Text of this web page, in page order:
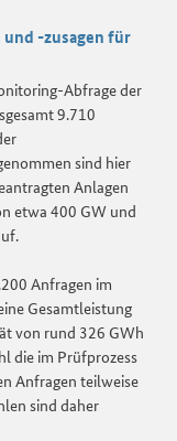
-zusagen für
Abfrage der
9.710
sind hier
Anlagen
etwa 400 GW und
Anfragen im
Gesamtleistung
von rund 326 GWh
die im Prüfprozess
Anfragen teilweise
sind daher